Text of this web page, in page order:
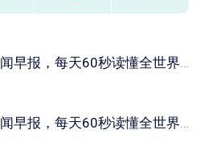
05月08日新闻早报，每天60秒读懂全世界！
04月29日新闻早报，每天60秒读懂全世界！